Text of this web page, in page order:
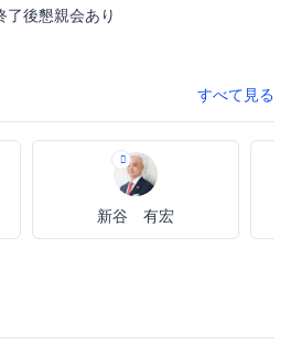
後懇親会あり
すべて見る
新谷 有宏